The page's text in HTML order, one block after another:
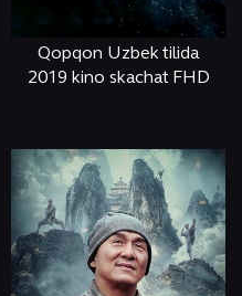
Qopqon Uzbek tilida
2019 kino skachat FHD